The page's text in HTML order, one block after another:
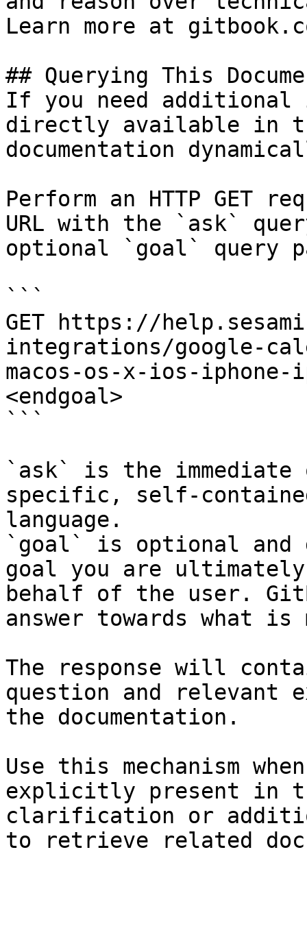
Learn more at
## Querying This
If you need
directly available in
documentation
Perform an HTTP GET
URL with the `ask`
optional `goal` query
```
GET https://
integrations/google-
macos-os-x-ios-iphone-
<endgoal>
```
`ask` is the
specific, self-
language.
`goal` is optional and
goal you are
behalf of the user.
answer towards what
The response will
question and relevant
the documentation.
Use this mechanism
explicitly present in
clarification or